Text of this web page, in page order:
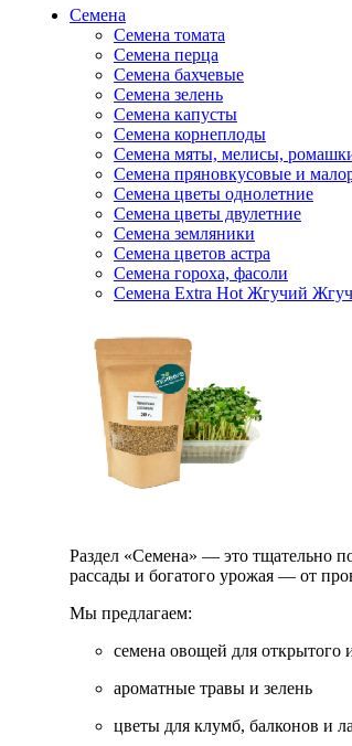
Семена
Семена томата
Семена перца
Семена бахчевые
Семена зелень
Семена капусты
Семена корнеплоды
Семена мяты, мелисы,
Семена пряновкусовые и
Семена цветы однолетние
Семена цветы двулетние
Семена земляники
Семена цветов астра
Семена гороха, фасоли
Семена Extra Hot Жгучий Жгуч
Раздел «Семена» — это тщательно
рассады и богатого урожая — от
Мы предлагаем:
семена овощей для открытого
ароматные травы и зелень
цветы для клумб, балконов и